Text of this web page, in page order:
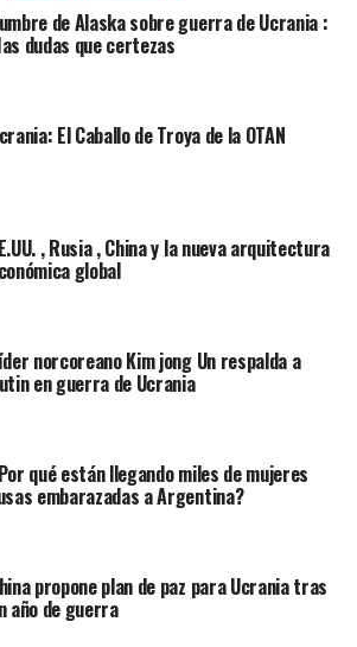
domingo la Casa Blanca en un
los cuatro mandatarios hablaron
la actualidad de la guerra de
y trataron temas como la situación
nuclear de Zaporiyia, controlada
por las tropas rusas.
la necesidad de “evitar
cerca de la planta” y la
un equipo del Organismo
Atómica (OIEA) haga una visita
posible para determinar el estado
Irán, la necesidad de fortalecer el
la región de Medio Oriente y los
para disuadir y limitar las
desestabilizadoras de Irán. EFE
de Alaska sobre guerra de Ucrania :
dudas que certezas
El Caballo de Troya de la OTAN
, Rusia , China y la nueva arquitectura
global
norcoreano Kim jong Un respalda a
en guerra de Ucrania
qué están llegando miles de mujeres
embarazadas a Argentina?
propone plan de paz para Ucrania tras
año de guerra